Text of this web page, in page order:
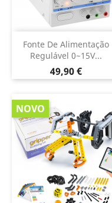
Fonte De Alimentação
Regulável 0~15V...
Preço
49,90 €
NOVO